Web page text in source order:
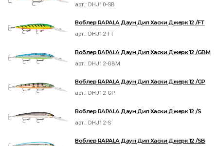
арт.: DHJ10-SB
Воблер RAPALA Даун Дип Хаски Джерк 12 /FT
арт.: DHJ12-FT
Воблер RAPALA Даун Дип Хаски Джерк 12 /GBM
арт.: DHJ12-GBM
Воблер RAPALA Даун Дип Хаски Джерк 12 /GP
арт.: DHJ12-GP
Воблер RAPALA Даун Дип Хаски Джерк 12 /S
арт.: DHJ12-S
Воблер RAPALA Даун Дип Хаски Джерк 12 /SB